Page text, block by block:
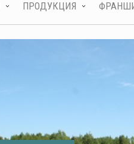
ПРОДУКЦИЯ